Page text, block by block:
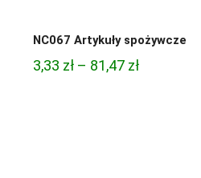
NC067 Artykuły spożywcze
3,33 zł – 81,47 złZakres